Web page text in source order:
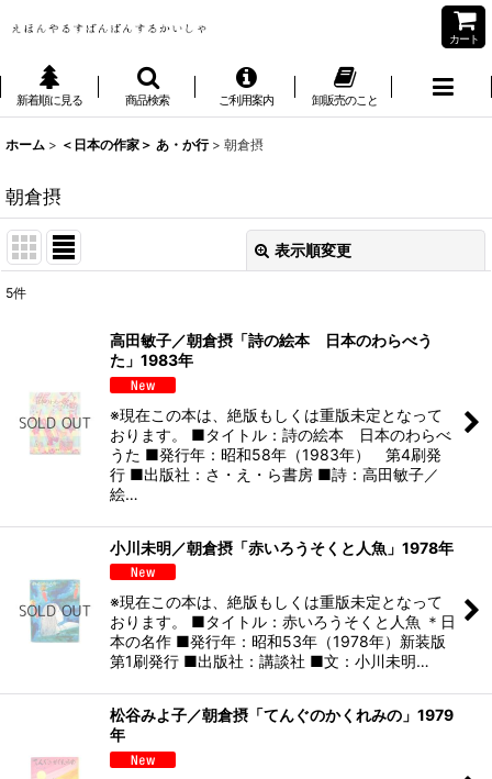
カート
新着順に見る 商品検索 ご利用案内 卸販売のこと
ホーム > ＜日本の作家＞ あ・か行 > 朝倉摂
朝倉摂
表示順変更
絞り込む
5件
高田敏子／朝倉摂「詩の絵本 日本のわらべう
た」1983年
※現在この本は、絶版もしくは重版未定となって
おります。 ■タイトル：詩の絵本 日本のわらべ
うた ■発行年：昭和58年（1983年） 第4刷発
行 ■出版社：さ・え・ら書房 ■詩：高田敏子／
絵…
小川未明／朝倉摂「赤いろうそくと人魚」1978年
※現在この本は、絶版もしくは重版未定となって
おります。 ■タイトル：赤いろうそくと人魚 ＊日
本の名作 ■発行年：昭和53年（1978年）新装版
第1刷発行 ■出版社：講談社 ■文：小川未明…
松谷みよ子／朝倉摂「てんぐのかくれみの」1979
年